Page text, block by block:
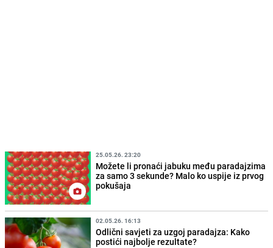
25.05.26. 23:20
Možete li pronaći jabuku među paradajzima
za samo 3 sekunde? Malo ko uspije iz prvog
pokušaja
02.05.26. 16:13
Odlični savjeti za uzgoj paradajza: Kako
postići najbolje rezultate?